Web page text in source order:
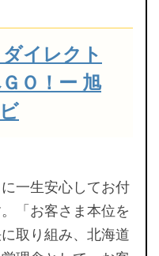
イレクト
Ｏ！ー 旭
一生安心してお付
「お客さま本位を
取り組み、北海道